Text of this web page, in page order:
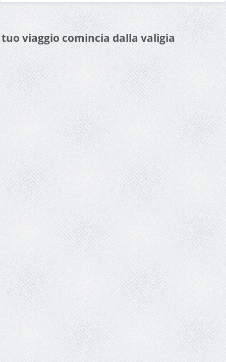
viaggio comincia dalla valigia